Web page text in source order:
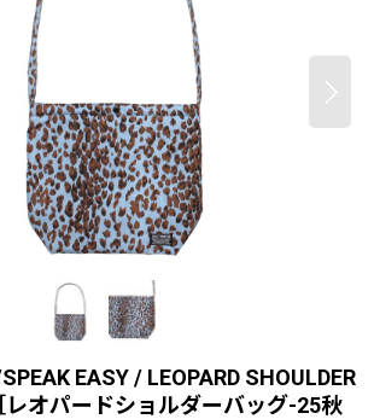
EASY / LEOPARD SHOULDER
レオパードショルダーバッグ-25秋